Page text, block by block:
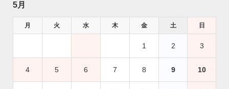
5月
月 火 水 木 金 土 日
1 2 3
4 5 6 7 8 9 10